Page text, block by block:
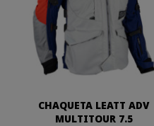
CHAQUETA LEATT ADV
MULTITOUR 7.5